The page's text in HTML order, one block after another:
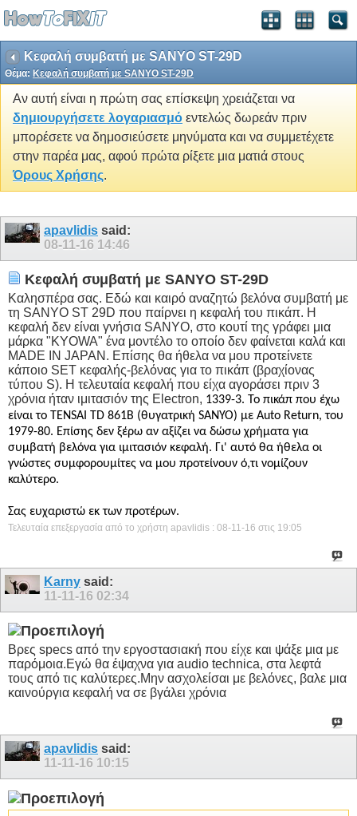
Κεφαλή συμβατή με SANYO ST-29D
Θέμα: Κεφαλή συμβατή με SANYO ST-29D
Αν αυτή είναι η πρώτη σας επίσκεψη χρειάζεται να
δημιουργήσετε λογαριασμό εντελώς δωρεάν πριν
μπορέσετε να δημοσιεύσετε μηνύματα και να συμμετέχετε
στην παρέα μας, αφού πρώτα ρίξετε μια ματιά στους
Όρους Χρήσης.
apavlidis said:
08-11-16 14:46
Κεφαλή συμβατή με SANYO ST-29D
Καλησπέρα σας. Εδώ και καιρό αναζητώ βελόνα συμβατή με
τη SANYO ST 29D που παίρνει η κεφαλή του πικάπ. Η
κεφαλή δεν είναι γνήσια SANYO, στο κουτί της γράφει μια
μάρκα "KYOWA" ένα μοντέλο το οποίο δεν φαίνεται καλά και
MADE IN JAPAN. Επίσης θα ήθελα να μου προτείνετε
κάποιο SET κεφαλής-βελόνας για το πικάπ (βραχίονας
τύπου S). Η τελευταία κεφαλή που είχα αγοράσει πριν 3
χρόνια ήταν ιμιτασιόν της Electron, 1339-3. Το πικάπ που έχω
είναι το TENSAI TD 861B (θυγατρική SANYO) με Auto Return, του
1979-80. Επίσης δεν ξέρω αν αξίζει να δώσω χρήματα για
συμβατή βελόνα για ιμιτασιόν κεφαλή. Γι' αυτό θα ήθελα οι
γνώστες συμφορουμίτες να μου προτείνουν ό,τι νομίζουν
καλύτερο.
Σας ευχαριστώ εκ των προτέρων.
Τελευταία επεξεργασία από το χρήστη apavlidis : 08-11-16 στις 19:05
Karny said:
11-11-16 02:34
Βρες specs από την εργοστασιακή που είχε και ψάξε μια με
παρόμοια.Εγώ θα έψαχνα για audio technica, στα λεφτά
τους από τις καλύτερες.Μην ασχολείσαι με βελόνες, βαλε μια
καινούργια κεφαλή να σε βγάλει χρόνια
apavlidis said:
11-11-16 10:15